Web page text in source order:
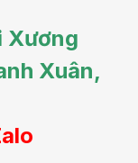
Xương
Xuân,